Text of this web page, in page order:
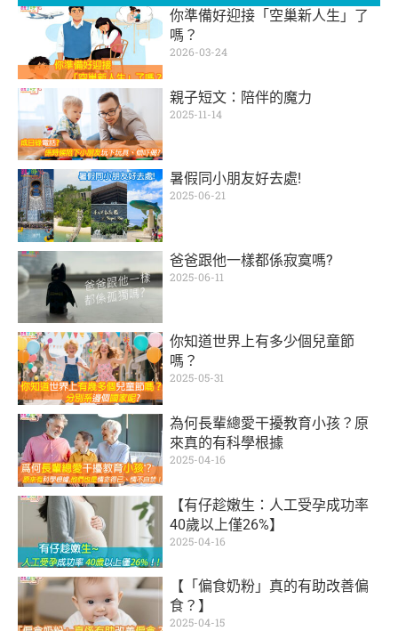
你準備好迎接「空巢新人生」了
嗎？
2026-03-24
親子短文：陪伴的魔力
2025-11-14
暑假同小朋友好去處!
2025-06-21
爸爸跟他一樣都係寂寞嗎?
2025-06-11
你知道世界上有多少個兒童節
嗎？
2025-05-31
為何長輩總愛干擾教育小孩？原
來真的有科學根據
2025-04-16
【有仔趁嫩生：人工受孕成功率
40歲以上僅26%】
2025-04-16
【「偏食奶粉」真的有助改善偏
食？】
2025-04-15